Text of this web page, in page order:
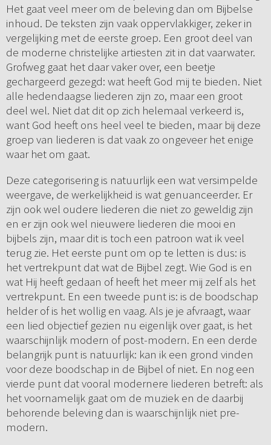
Het gaat veel meer om de beleving dan om Bijbelse
inhoud. De teksten zijn vaak oppervlakkiger, zeker in
vergelijking met de eerste groep. Een groot deel van
de moderne christelijke artiesten zit in dat vaarwater.
Grofweg gaat het daar vaker over, een beetje
gechargeerd gezegd: wat heeft God mij te bieden. Niet
alle hedendaagse liederen zijn zo, maar een groot
deel wel. Niet dat dit op zich helemaal verkeerd is,
want God heeft ons heel veel te bieden, maar bij deze
groep van liederen is dat vaak zo ongeveer het enige
waar het om gaat.
Deze categorisering is natuurlijk een wat versimpelde
weergave, de werkelijkheid is wat genuanceerder. Er
zijn ook wel oudere liederen die niet zo geweldig zijn
en er zijn ook wel nieuwere liederen die mooi en
bijbels zijn, maar dit is toch een patroon wat ik veel
terug zie. Het eerste punt om op te letten is dus: is
het vertrekpunt dat wat de Bijbel zegt. Wie God is en
wat Hij heeft gedaan of heeft het meer mij zelf als het
vertrekpunt. En een tweede punt is: is de boodschap
helder of is het wollig en vaag. Als je je afvraagt, waar
een lied objectief gezien nu eigenlijk over gaat, is het
waarschijnlijk modern of post-modern. En een derde
belangrijk punt is natuurlijk: kan ik een grond vinden
voor deze boodschap in de Bijbel of niet. En nog een
vierde punt dat vooral modernere liederen betreft: als
het voornamelijk gaat om de muziek en de daarbij
behorende beleving dan is waarschijnlijk niet pre-
modern.